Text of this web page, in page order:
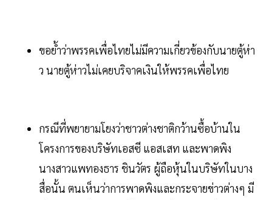
ขอย้ำว่าพรรคเพื่อไทยไม่มีความเกี่ยวข้องกับนายตู้ห่า
ว นายตู้ห่าวไม่เคยบริจาคเงินให้พรรคเพื่อไทย
กรณีที่พยายามโยงว่าชาวต่างชาติกว้านซื้อบ้านใน
โครงการของบริษัทเอสซี แอสเสท และพาดพิง
นางสาวแพทองธาร ชินวัตร ผู้ถือหุ้นในบริษัทในบาง
สื่อนั้น ตนเห็นว่าการพาดพิงและกระจายข่าวต่างๆ มี